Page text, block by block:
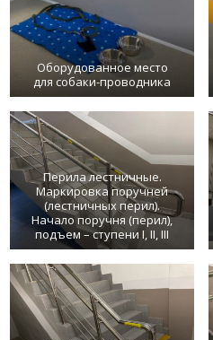
Оборудованное место
для собаки-проводника
Перила лестничные.
Маркировка поручней
(лестничных перил).
Начало поручня (перил),
подъем – ступени I, II, III